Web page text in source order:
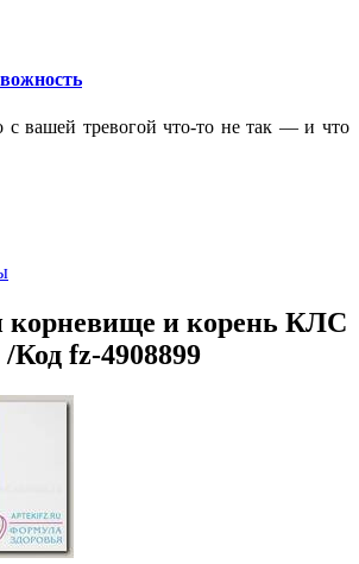
с вашей тревогой что-то не так — и что
корневище и корень КЛС
Код fz-4908899